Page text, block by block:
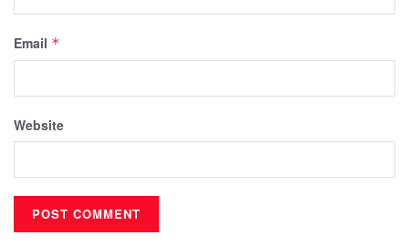
Email *
Website